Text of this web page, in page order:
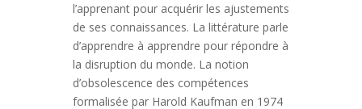
l’apprenant pour acquérir les ajustements
de ses connaissances. La littérature parle
d’apprendre à apprendre pour répondre à
la disruption du monde. La notion
d’obsolescence des compétences
formalisée par Harold Kaufman en 1974